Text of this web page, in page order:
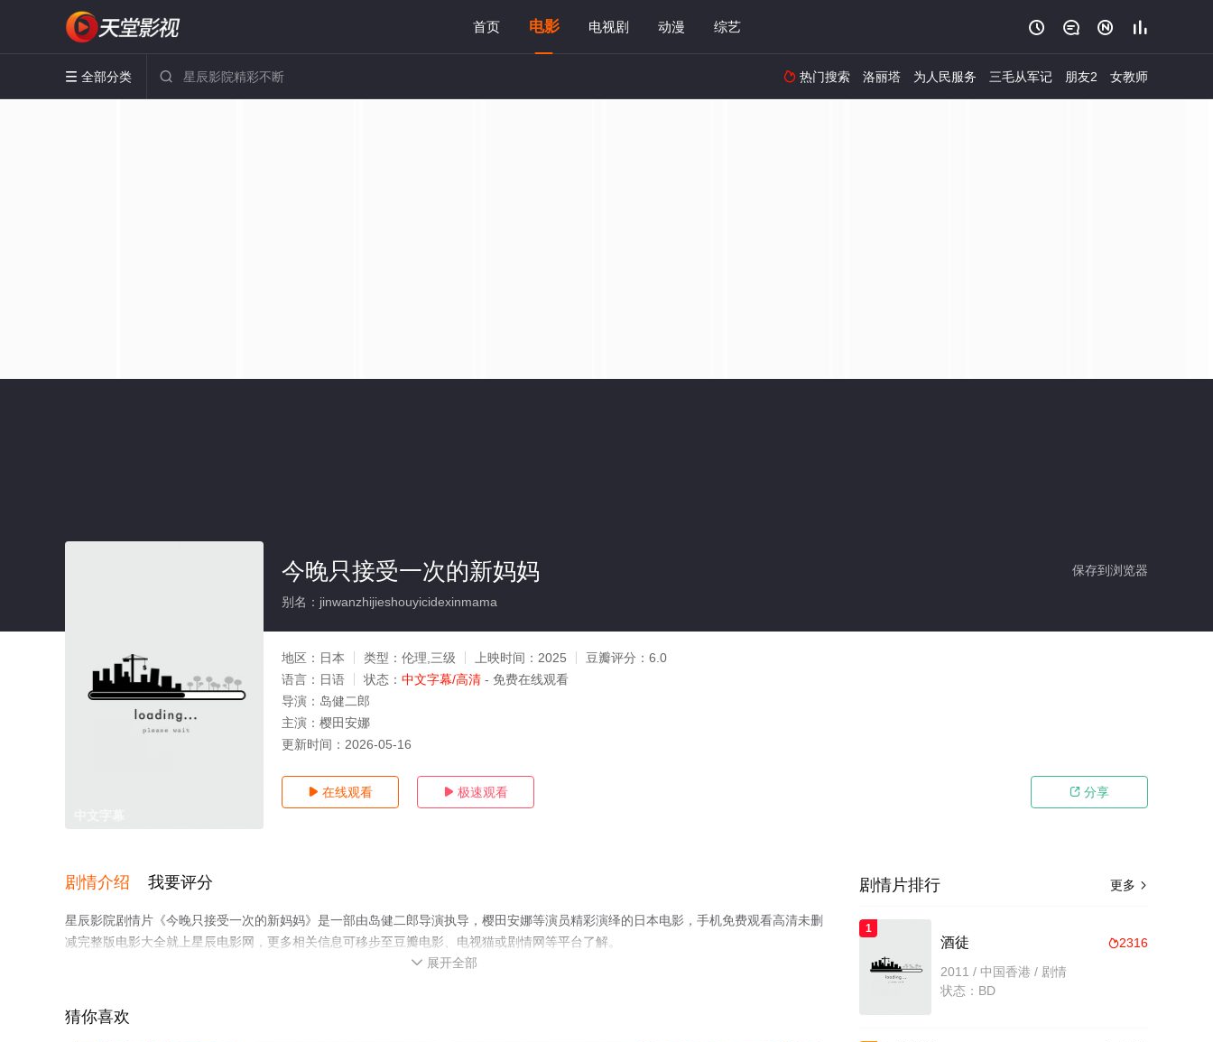
首页 电影 电视剧 动漫 综艺    
 全部分类   热门搜索 洛丽塔 为人民服务 三毛从军记 朋友2 女教师
保存到浏览器
今晚只接受一次的新妈妈
别名：jinwanzhijieshouyicidexinmama
地区： 日本 类型： 伦理,三级 上映时间： 2025 豆瓣评分： 6.0
语言： 日语 状态： 中文字幕/高清 - 免费在线观看
导演： 岛健二郎
主演： 樱田安娜
更新时间： 2026-05-16
 在线观看  极速观看  分享
剧情介绍 我要评分
星辰影院剧情片《今晚只接受一次的新妈妈》是一部由岛健二郎导演执导，樱田安娜等演员精彩演绎的日本电影，手机免费观看高清未删
减完整版电影大全就上星辰电影网，更多相关信息可移步至豆瓣电影、电视猫或剧情网等平台了解。
 展开全部
猜你喜欢
更多 
剧情片排行
1
2316
酒徒
2011 / 中国香港 / 剧情
状态：BD